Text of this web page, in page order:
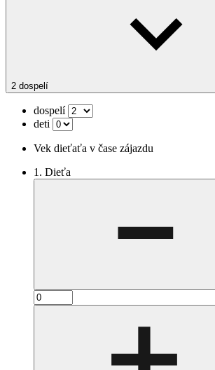
2 dospelí
dospelí
deti
Vek dieťaťa v čase zájazdu
1. Dieťa